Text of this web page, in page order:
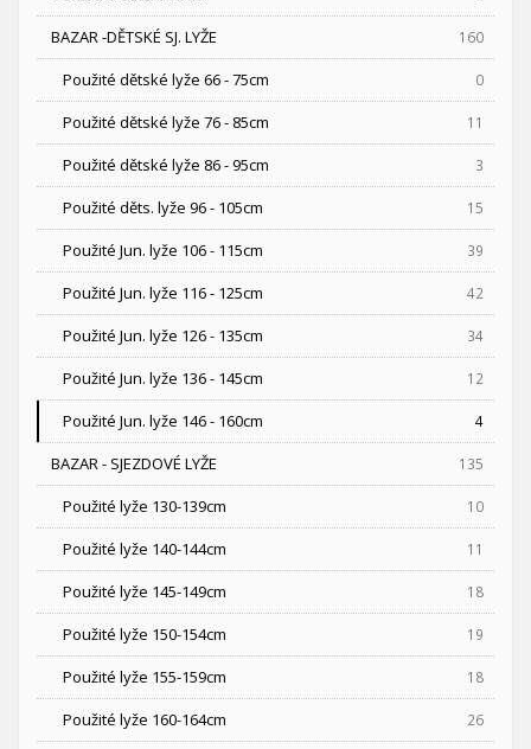
BAZAR -DĚTSKÉ SJ. LYŽE 160
Použité dětské lyže 66 - 75cm 0
Použité dětské lyže 76 - 85cm 11
Použité dětské lyže 86 - 95cm 3
Použité děts. lyže 96 - 105cm 15
Použité Jun. lyže 106 - 115cm 39
Použité Jun. lyže 116 - 125cm 42
Použité Jun. lyže 126 - 135cm 34
Použité Jun. lyže 136 - 145cm 12
Použité Jun. lyže 146 - 160cm 4
BAZAR - SJEZDOVÉ LYŽE 135
Použité lyže 130-139cm 10
Použité lyže 140-144cm 11
Použité lyže 145-149cm 18
Použité lyže 150-154cm 19
Použité lyže 155-159cm 18
Použité lyže 160-164cm 26